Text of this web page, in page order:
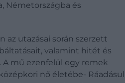
Németországba és
az utazásai során szerzett
valamint hitét és
A mű ezenfelül egy remek
nő életébe- Ráadásul